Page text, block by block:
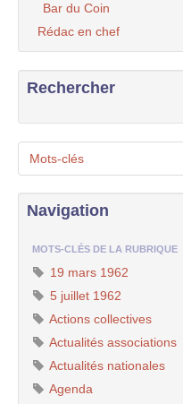
Bar du Coin
Rédac en chef
Rechercher
Mots-clés
Navigation
MOTS-CLÉS DE LA RUBRIQUE
19 mars 1962
5 juillet 1962
Actions collectives
Actualités associations
Actualités nationales
Agenda